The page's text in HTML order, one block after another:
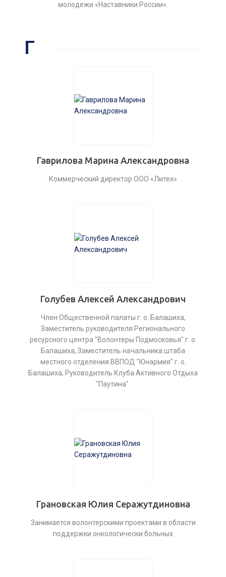
молодежи «Наставники России».
Г
Гаврилова Марина Александровна
Коммерческий директор ООО «Литех»
Голубев Алексей Александрович
Член Общественной палаты г. о. Балашиха,
Заместитель руководителя Регионального
ресурсного центра "Волонтеры Подмосковья" г. о.
Балашиха, Заместитель начальника штаба
местного отделения ВВПОД "Юнармия" г. о.
Балашиха, Руководитель Клуба Активного Отдыха
"Паутина".
Грановская Юлия Серажутдиновна
Занимается волонтерскими проектами в области
поддержки онкологически больных